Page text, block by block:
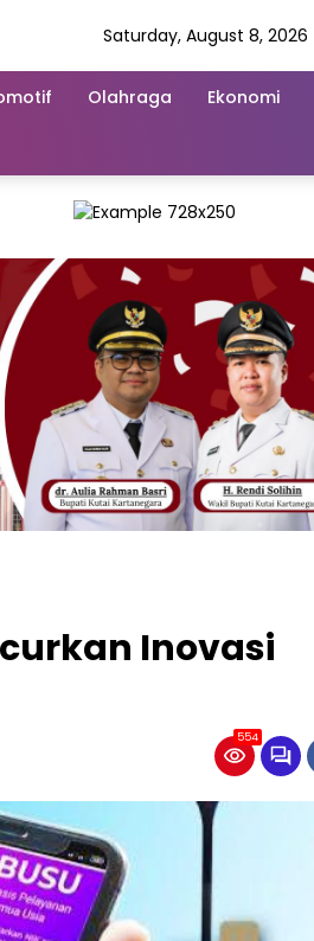
Saturday, August 8, 2026
Olahraga Ekonomi
Inovasi
554